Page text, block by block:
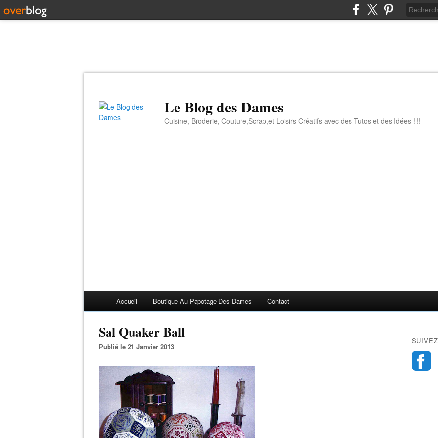
Le Blog des Dames
Cuisine, Broderie, Couture,Scrap,et Loisirs Créatifs avec des Tutos et des Idées !!!!
Accueil Boutique Au Papotage Des Dames Contact
Sal Quaker Ball
Publié le 21 Janvier 2013